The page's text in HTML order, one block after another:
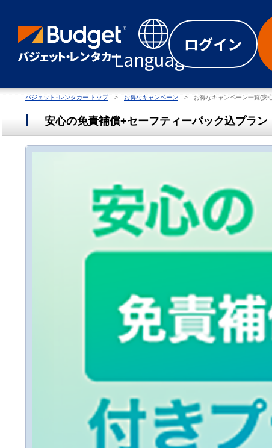
Language
ログイン
バジェット･レンタカー トップ お得なキャンペーン お得なキャンペーン一覧(安
安心の免責補償+セーフティーパック込プラン